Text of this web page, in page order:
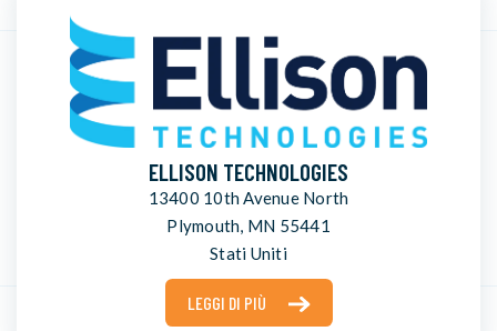
ELLISON TECHNOLOGIES
13400 10th Avenue North
Plymouth, MN 55441
Stati Uniti
LEGGI DI PIÙ